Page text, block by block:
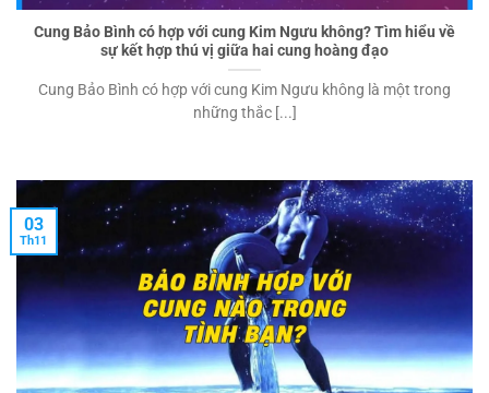
Cung Bảo Bình có hợp với cung Kim Ngưu không? Tìm hiểu về
sự kết hợp thú vị giữa hai cung hoàng đạo
Cung Bảo Bình có hợp với cung Kim Ngưu không là một trong
những thắc [...]
03
Th11